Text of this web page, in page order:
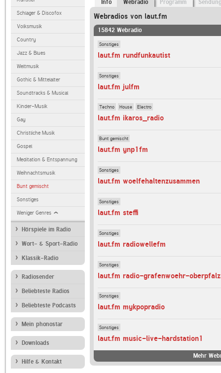
Schlager & Discofox
Volksmusik
Country
Jazz & Blues
Weltmusik
Gothic & Mittelalter
Soundtracks & Musical
Kinder-Musik
Gay
Christliche Musik
Gospel
Meditation & Entspannung
Weihnachtsmusik
Bunt gemischt
Sonstiges
Weniger Genres
Hörspiele im Radio
Wort- & Sport-Radio
Klassik-Radio
Radiosender
Beliebteste Radios
Beliebteste Podcasts
Mein phonostar
Downloads
Hilfe & Kontakt
Info Webradio Programm
Webradios von laut.fm
15842 Webradio
Sonstiges
laut.fm rundfunkautist
Sonstiges
laut.fm julfm
Techno House Electro
laut.fm ikaros_radio
Bunt gemischt
laut.fm ynp1fm
Sonstiges
laut.fm woelfehaltenzusammen
Sonstiges
laut.fm steffi
Sonstiges
laut.fm radiowellefm
Sonstiges
laut.fm radio-grafenwoehr-
Sonstiges
laut.fm mykpopradio
Sonstiges
laut.fm music-live-hardstation1
Mehr